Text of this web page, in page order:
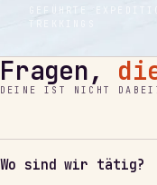
GEFÜHRTE
Fragen,
DEINE IST NICHT
Wo sind wir tätig?